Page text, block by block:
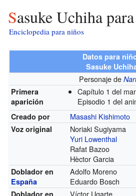
Sasuke Uchiha
Enciclopedia para niños
Datos para
Sasuke
Personaje de
Primera
aparición
Capítulo 1 del
Episodio 1 del
Creado por Masashi Kishimoto
Voz original
Noriaki Sugiyama
Yuri Lowenthal
Rafat Bazoo
Hèctor Garcia
Doblador en
España
Adolfo Moreno
Eduardo Bosch
Doblador en
Víctor Ugarte